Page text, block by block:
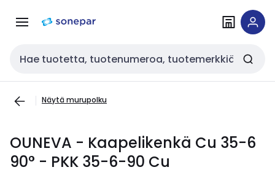
navigointiinsisältöön
Haku
Näytä murupolku
OUNEVA - Kaapelikenkä Cu 35-6
90° - PKK 35-6-90 Cu